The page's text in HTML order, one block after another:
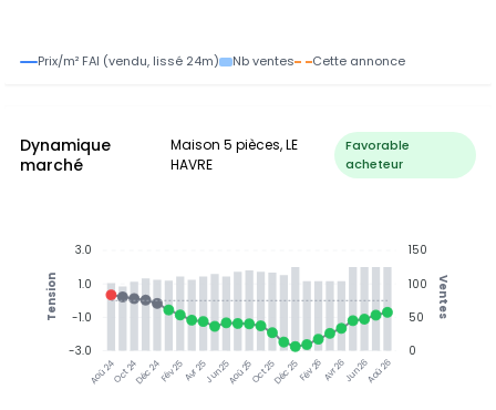
Prix/m² FAI (vendu, lissé 24m) Nb ventes Cette annonce
Dynamique
marché
Maison 5 pièces, LE
HAVRE
Favorable
acheteur
Aoû 24Oct 24Déc 24Fév 25Avr 25Jun 25Aoû 25Oct 25Déc 25Fév 26Avr 26Jun 26Aoû 26
150
100
50
0
Ventes
3.0
1.0
-1.0
-3.0
Tension